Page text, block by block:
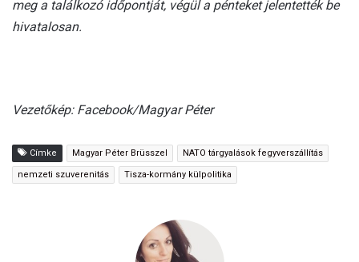
meg a találkozó időpontját, végül a pénteket jelentették be
hivatalosan.
Vezetőkép: Facebook/Magyar Péter
Címke Magyar Péter Brüsszel NATO tárgyalások fegyverszállítás
nemzeti szuverenitás Tisza-kormány külpolitika